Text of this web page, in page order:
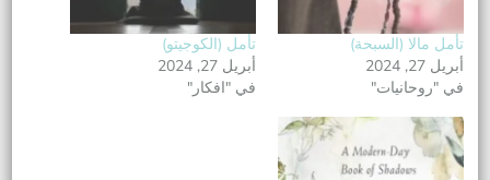
تأمل مالا (السبحة)
أبريل 27, 2024
في "روحانيات"
تأمل (الكوجيتو)
أبريل 27, 2024
في "افكار"